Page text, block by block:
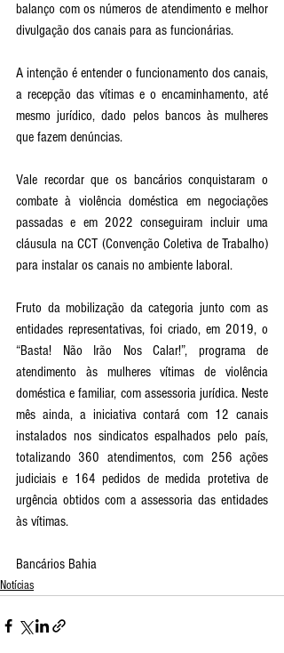
balanço com os números de atendimento e melhor
divulgação dos canais para as funcionárias.
A intenção é entender o funcionamento dos canais,
a recepção das vítimas e o encaminhamento, até
mesmo jurídico, dado pelos bancos às mulheres
que fazem denúncias.
Vale recordar que os bancários conquistaram o
combate à violência doméstica em negociações
passadas e em 2022 conseguiram incluir uma
cláusula na CCT (Convenção Coletiva de Trabalho)
para instalar os canais no ambiente laboral.
Fruto da mobilização da categoria junto com as
entidades representativas, foi criado, em 2019, o
“Basta! Não Irão Nos Calar!”, programa de
atendimento às mulheres vítimas de violência
doméstica e familiar, com assessoria jurídica. Neste
mês ainda, a iniciativa contará com 12 canais
instalados nos sindicatos espalhados pelo país,
totalizando 360 atendimentos, com 256 ações
judiciais e 164 pedidos de medida protetiva de
urgência obtidos com a assessoria das entidades
às vítimas.
Bancários Bahia
Notícias